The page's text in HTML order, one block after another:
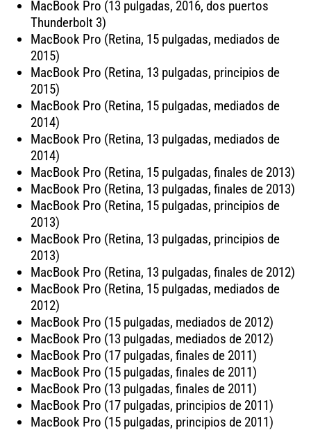
MacBook Pro (13 pulgadas, 2016, dos puertos
Thunderbolt 3)
MacBook Pro (Retina, 15 pulgadas, mediados de
2015)
MacBook Pro (Retina, 13 pulgadas, principios de
2015)
MacBook Pro (Retina, 15 pulgadas, mediados de
2014)
MacBook Pro (Retina, 13 pulgadas, mediados de
2014)
MacBook Pro (Retina, 15 pulgadas, finales de 2013)
MacBook Pro (Retina, 13 pulgadas, finales de 2013)
MacBook Pro (Retina, 15 pulgadas, principios de
2013)
MacBook Pro (Retina, 13 pulgadas, principios de
2013)
MacBook Pro (Retina, 13 pulgadas, finales de 2012)
MacBook Pro (Retina, 15 pulgadas, mediados de
2012)
MacBook Pro (15 pulgadas, mediados de 2012)
MacBook Pro (13 pulgadas, mediados de 2012)
MacBook Pro (17 pulgadas, finales de 2011)
MacBook Pro (15 pulgadas, finales de 2011)
MacBook Pro (13 pulgadas, finales de 2011)
MacBook Pro (17 pulgadas, principios de 2011)
MacBook Pro (15 pulgadas, principios de 2011)